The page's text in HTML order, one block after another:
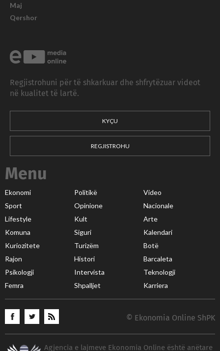
Maj
Qershor
Regjistrohuni për të shkarkuar dhe shfrytëzuar videot
në kualitet të lartë.
KYÇU
REGJISTROHU
Menu
Ekonomi Politikë
Video
Sport
Opinione
Nacionale
Lifestyle
Kult
Arte
Komuna
Siguri
Kalendari
Kuriozitete
Turizëm
Botë
Rajon
Histori
Barcaleta
Psikologji
Intervista
Teknologji
Femra
Shpalljet Karriera
© Ekonomia Online ShPK
Agjencia e lajmeve Ekonomia Online është anëtare